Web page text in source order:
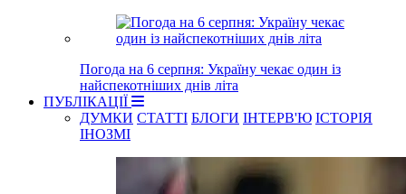
Погода на 6 серпня: Україну чекає один із
найспекотніших днів літа
ПУБЛІКАЦІЇ
ДУМКИ СТАТТІ БЛОГИ ІНТЕРВ'Ю ІСТОРІЯ
ІНОЗМІ